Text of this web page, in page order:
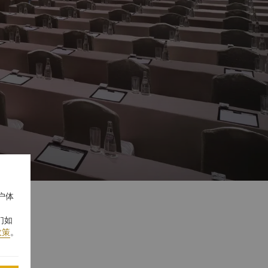
体
如
。